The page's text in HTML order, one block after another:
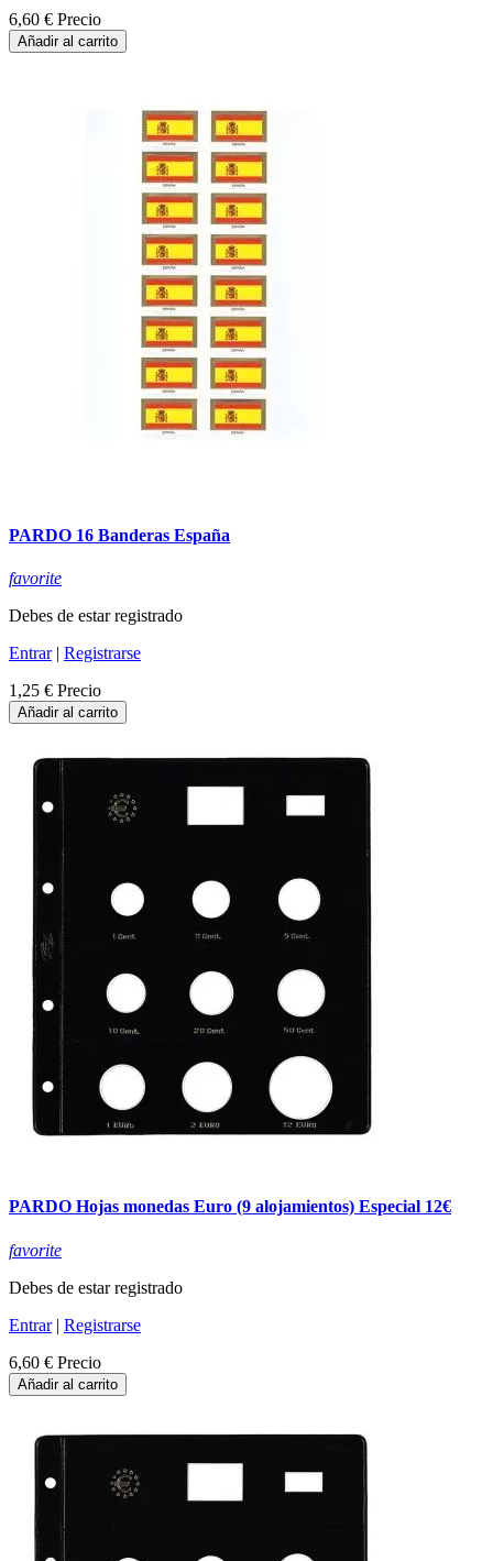
6,60 € Precio
Añadir al carrito
PARDO 16 Banderas España
favorite
Debes de estar registrado
Entrar| Registrarse
1,25 € Precio
Añadir al carrito
PARDO Hojas monedas Euro (9 alojamientos) Especial 12€
favorite
Debes de estar registrado
Entrar| Registrarse
6,60 € Precio
Añadir al carrito